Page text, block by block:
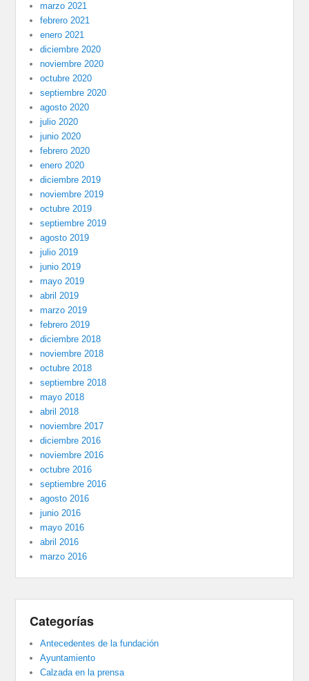
marzo 2021
febrero 2021
enero 2021
diciembre 2020
noviembre 2020
octubre 2020
septiembre 2020
agosto 2020
julio 2020
junio 2020
febrero 2020
enero 2020
diciembre 2019
noviembre 2019
octubre 2019
septiembre 2019
agosto 2019
julio 2019
junio 2019
mayo 2019
abril 2019
marzo 2019
febrero 2019
diciembre 2018
noviembre 2018
octubre 2018
septiembre 2018
mayo 2018
abril 2018
noviembre 2017
diciembre 2016
noviembre 2016
octubre 2016
septiembre 2016
agosto 2016
junio 2016
mayo 2016
abril 2016
marzo 2016
Categorías
Antecedentes de la fundación
Ayuntamiento
Calzada en la prensa